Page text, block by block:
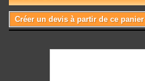
Créer un devis à partir de ce panier